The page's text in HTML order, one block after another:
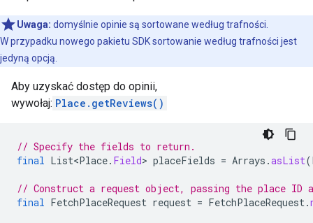
Uwaga: domyślnie opinie są sortowane według trafności.
W przypadku nowego pakietu SDK sortowanie według trafności jest
jedyną opcją.
Aby uzyskać dostęp do opinii,
wywołaj: Place.getReviews()
// Specify the fields to return.
final List<Place. Field> placeFields = Arrays .asList(
// Construct a request object, passing the place ID
final FetchPlaceRequest request = FetchPlaceRequest.